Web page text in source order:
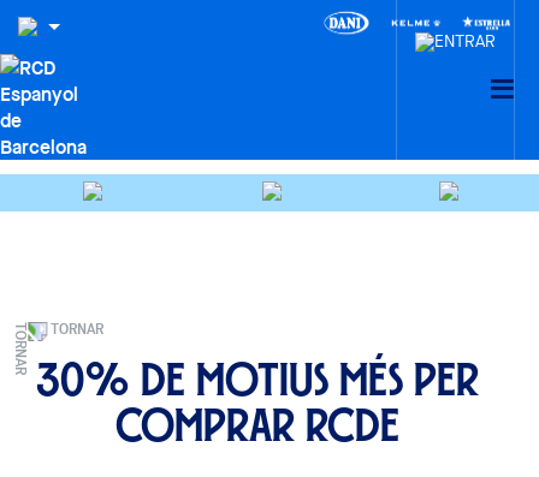
TORNAR
30% de motius més per
comprar RCDE